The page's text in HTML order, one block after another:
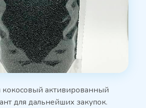
кокосовый активированный
для дальнейших закупок.